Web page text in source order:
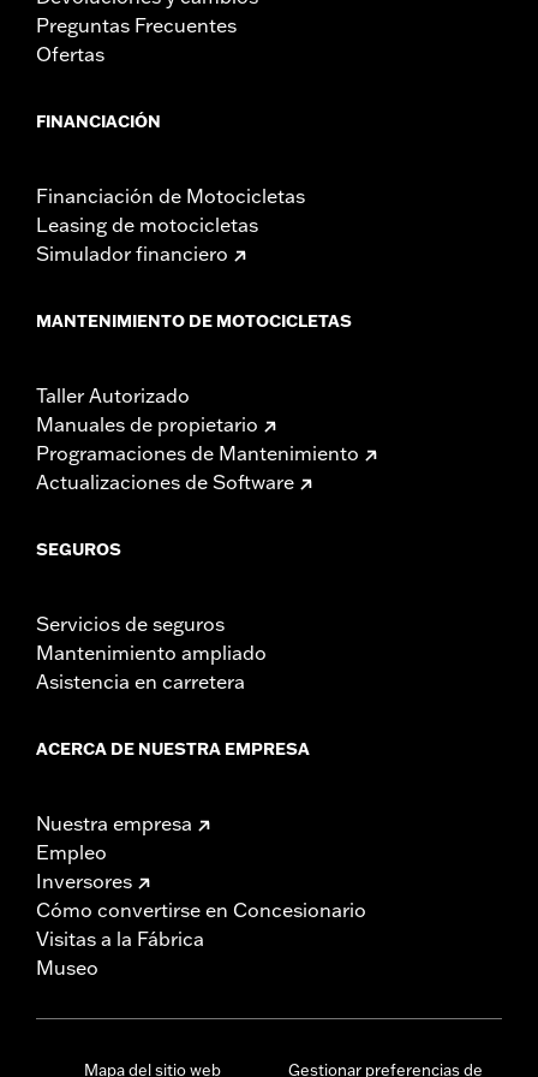
Preguntas Frecuentes
Ofertas
FINANCIACIÓN
Financiación de Motocicletas
Leasing de motocicletas
Simulador financiero
MANTENIMIENTO DE MOTOCICLETAS
Taller Autorizado
Manuales de propietario
Programaciones de Mantenimiento
Actualizaciones de Software
SEGUROS
Servicios de seguros
Mantenimiento ampliado
Asistencia en carretera
ACERCA DE NUESTRA EMPRESA
Nuestra empresa
Empleo
Inversores
Cómo convertirse en Concesionario
Visitas a la Fábrica
Museo
Mapa del sitio web Gestionar preferencias de